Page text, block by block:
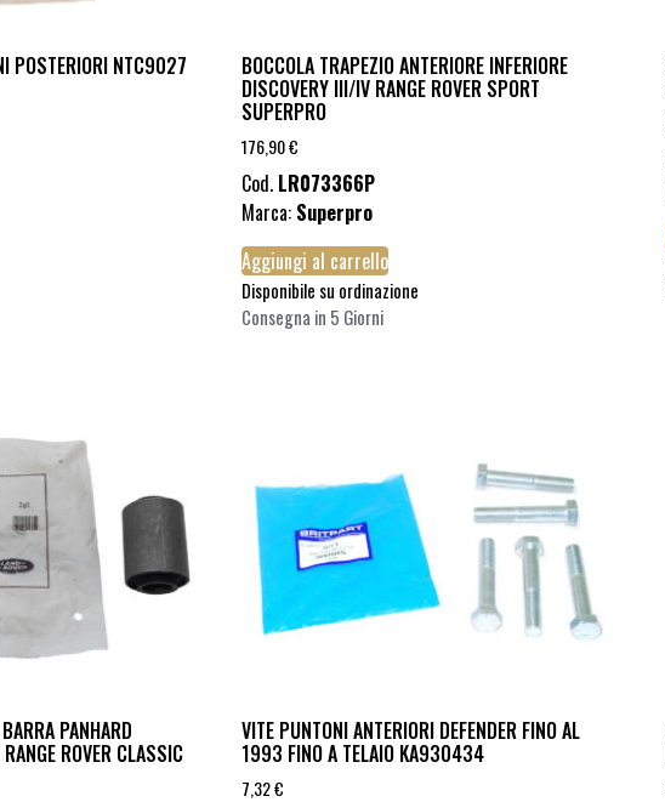
POSTERIORI NTC9027 BOCCOLA TRAPEZIO ANTERIORE INFERIORE
DISCOVERY III/IV RANGE ROVER SPORT
SUPERPRO
176,90€
Cod. LR073366P
Marca: Superpro
Aggiungi al carrello
Disponibile su ordinazione
Consegna in 5 Giorni
PANHARD
ROVER CLASSIC
VITE PUNTONI ANTERIORI DEFENDER FINO AL
1993 FINO A TELAIO KA930434
7,32€